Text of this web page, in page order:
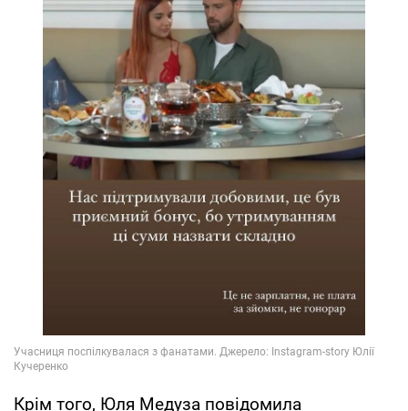
Крім того, Юля Медуза повідомила